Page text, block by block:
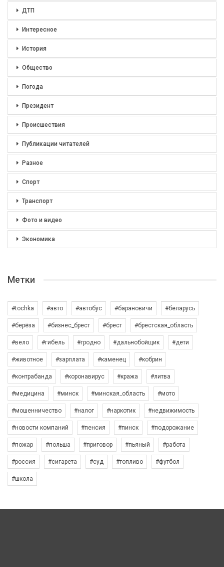
ДТП
Интересное
История
Общество
Погода
Президент
Происшествия
Публикации читателей
Разное
Спорт
Транспорт
Фото и видео
Экономика
Метки
#tochka #авто #автобус #барановичи #беларусь
#берёза #бизнес_брест #брест #брестская_область
#вело #гибель #гродно #дальнобойщик #дети
#животное #зарплата #каменец #кобрин
#контрабанда #коронавирус #кража #литва
#медицина #минск #минская_область #мото
#мошенничество #налог #наркотик #недвижимость
#новости компаний #пенсия #пинск #подорожание
#пожар #польша #приговор #пьяный #работа
#россия #сигарета #суд #топливо #футбол
#школа